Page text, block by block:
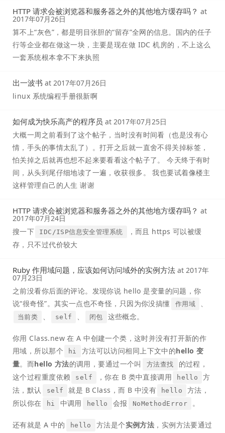
HTTP 请求会被浏览器和服务器之外的其他地方缓存吗？ at
2017年07月26日
算不上“灰色”，都是明目张胆的“留存”全网的信息。国内的任子
行等企业都在做这一块，主要是现在做 IDC 机房的，不上这么
一套系统根本拿不下来执照
出一波书 at 2017年07月26日
linux 系统编程手册很新啊
如何成为快乐高产的程序员 at 2017年07月25日
大概一周之前看到了这个帖子，当时没有时间看（也是没有心
情，手头的事情太乱了）。打开之后就一直舍不得关掉标签，
怕关掉之后就再也想不起来要看看这个帖子了。 今天终于有时
间，从头到尾仔细地读了一遍，收获很多。 我也要试着像楼主
这样管理自己的人生 谢谢
HTTP 请求会被浏览器和服务器之外的其他地方缓存吗？ at
2017年07月24日
搜一下
IDC/ISP信息安全管理系统
，而且 https 可以被缓
存，只不过代价较大
Ruby 作用域问题，应该如何访问域外的实例方法 at 2017年
07月23日
之前没看你后面的评论。发现你说 hello 是变量的问题，你
说“很奇怪”。其实一点也不奇怪，只因为你没搞懂
作用域 、
当前类 、 self 、 闭包 这些概念。
你用 Class.new 在 A 中创建一个类，这时并没有打开新的作
用域，所以那个
hi 方法可以访问相同上下文中的hello 变
量。而hello 方法的调用，要通过一个叫 方法查找
的过程，
这个过程重度依赖
self ，你在 B 类中直接调用 hello
方
法，默认
self 就是 B Class，而 B 中没有 hello
方法，
所以你在
hi 中调用 hello 会报 NoMethodError 。
还有就是 A 中的 hello 方法是个实例方法 ，实例方法要通过